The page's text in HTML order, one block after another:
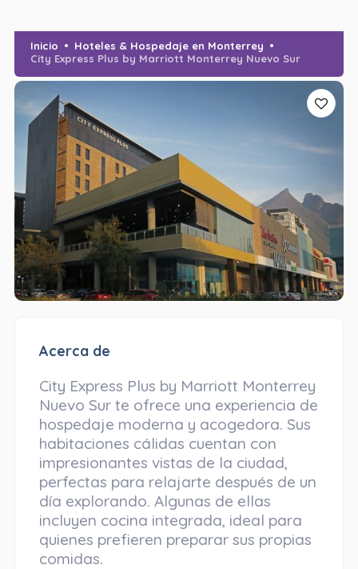
Inicio
Hoteles & Hospedaje en Monterrey
City Express Plus by Marriott Monterrey Nuevo Sur
Acerca de
City Express Plus by Marriott Monterrey
Nuevo Sur te ofrece una experiencia de
hospedaje moderna y acogedora. Sus
habitaciones cálidas cuentan con
impresionantes vistas de la ciudad,
perfectas para relajarte después de un
día explorando. Algunas de ellas
incluyen cocina integrada, ideal para
quienes prefieren preparar sus propias
comidas.